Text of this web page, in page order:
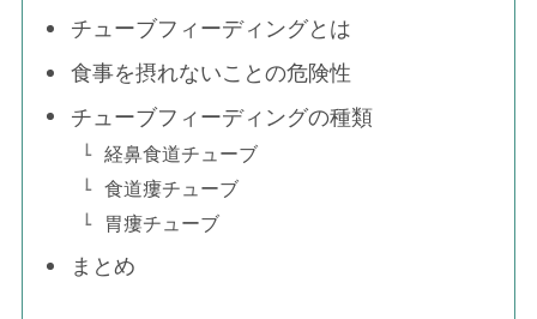
チューブフィーディングとは
食事を摂れないことの危険性
チューブフィーディングの種類
経鼻食道チューブ
食道瘻チューブ
胃瘻チューブ
まとめ